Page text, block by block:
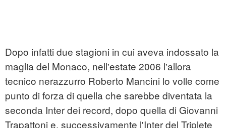
Dopo infatti due stagioni in cui aveva indossato la
maglia del Monaco, nell'estate 2006 l'allora
tecnico nerazzurro Roberto Mancini lo volle come
punto di forza di quella che sarebbe diventata la
seconda Inter dei record, dopo quella di Giovanni
Trapattoni e, successivamente l'Inter del Triplete